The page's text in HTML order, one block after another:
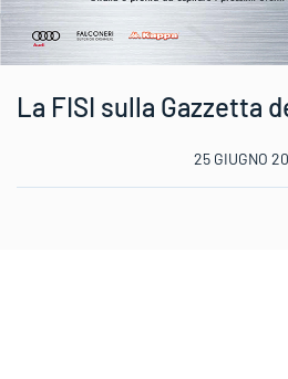
La FISI sulla Gazzetta
25 GIUGNO